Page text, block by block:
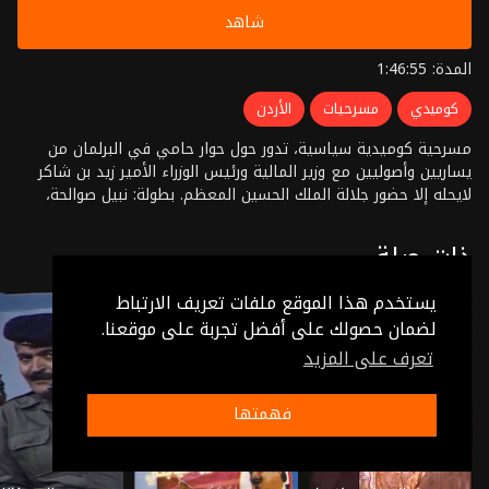
يستخدم هذا الموقع ملفات تعريف الارتباط
لضمان حصولك على أفضل تجربة على موقعنا.
تعرف على المزيد
فهمتها
شاهد
المدة: 1:46:55
كوميدي مسرحيات الأردن
مسرحية كوميدية سياسية، تدور حول حوار حامي في البرلمان من
يساريين وأصوليين مع وزير المالية ورئيس الوزراء الأمير زيد بن شاكر
لايحله إلا حضور جلالة الملك الحسين المعظم. بطولة: نبيل صوالحة،
ذات صلة